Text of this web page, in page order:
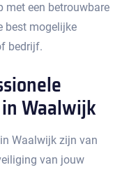
met een betrouwbare
best mogelijke
bedrijf.​
Waalwijk
Waalwijk zijn van
van jouw